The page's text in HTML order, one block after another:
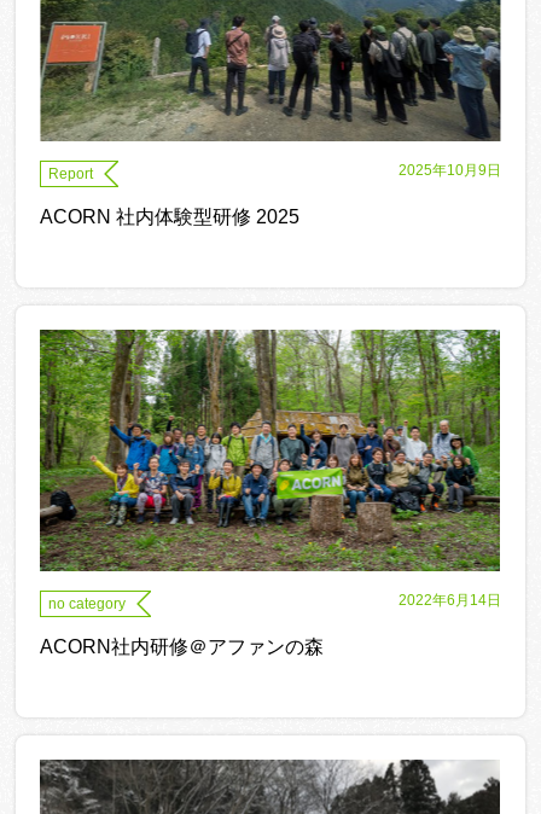
Report 2025年10月9日
ACORN 社内体験型研修 2025
no category 2022年6月14日
ACORN社内研修＠アファンの森